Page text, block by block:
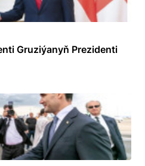
Gruziýanyň Prezidenti